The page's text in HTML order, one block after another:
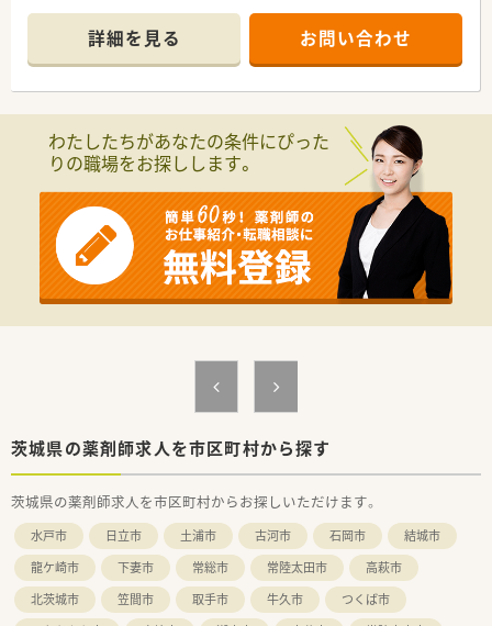
詳細を見る お問い合わせ
わたしたちがあなたの条件にぴった
りの職場をお探しします。
茨城県の薬剤師求人を市区町村から探す
茨城県の薬剤師求人を市区町村からお探しいただけます。
水戸市 日立市 土浦市 古河市 石岡市
結城市
龍ケ崎市
下妻市 常総市 常陸太田市
高萩市
北茨城市
笠間市 取手市 牛久市
つくば市